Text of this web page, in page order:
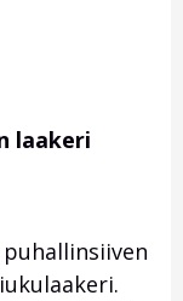
laakeri